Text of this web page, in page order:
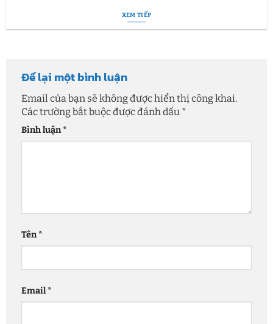
XEM TIẾP
Để lại một bình luận
Email của bạn sẽ không được hiển thị công khai.
Các trường bắt buộc được đánh dấu *
Bình luận*
Tên*
Email*